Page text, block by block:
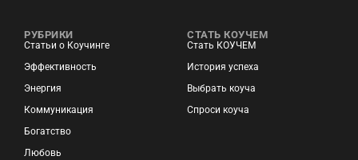
РУБРИКИ
Статьи о Коучинге
Эффективность
Энергия
Коммуникация
Богатство
Любовь
СТАТЬ КОУЧЕМ
Стать КОУЧЕМ
История успеха
Выбрать коуча
Спроси коуча